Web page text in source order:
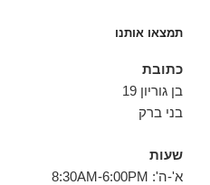
תמצאו אותנו
כתובת
בן גוריון 19
בני ברק
שעות
א'-ה': 8:30AM-6:00PM